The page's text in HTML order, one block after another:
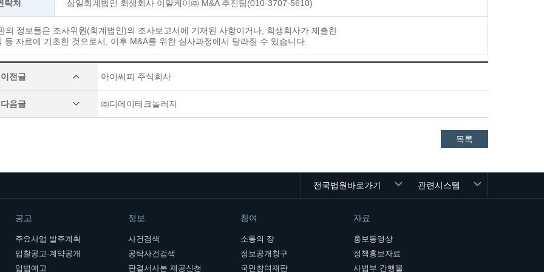
락처 삼일회계법인 회생회사 이알케이㈜ M&A 추진팀(010-3707-5610)
정보들은 조사위원(회계법인)의 조사보고서에 기재된 사항이거나, 회생회사가 제출한
자료에 기초한 것으로서, 이후 M&A를 위한 실사과정에서 달라질 수 있습니다.
이전글 아이씨피 주식회사
다음글 ㈜디에이테크놀러지
목록
전국법원바로가기 관련시스템
공고
주요사업 발주계획
입찰공고·계약공개
입법예고
정보
사건검색
공탁사건검색
판결서사본 제공신청
참여
소통의 장
정보공개청구
국민참여재판
자료
홍보동영상
정책홍보자료
사법부 간행물